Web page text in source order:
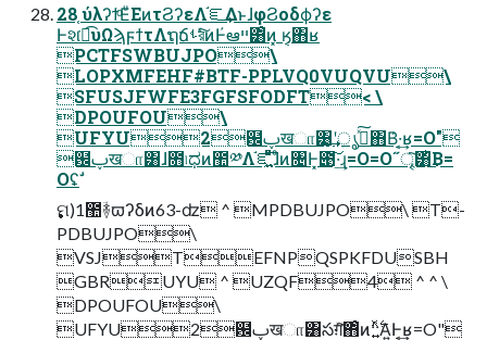
28 ֤ύλʔϯͦΕͧΕͷτϨʔεΛ֬ೝ͢ΔͱɺφϨοδϕʔε
Ͱશ͘ಉ͡υΩϡϝϯτΛຖճࢀরͯͨ͠ͷͰ҆ఆײ͸ͦͷ͓ ӄ͔΋ʁ
PCTFSWBUJPO\
LOPXMFEHF#BTF-PPLVQ0VUQVU\
SFUSJFWFE3FGFSFODFT< \
DPOUFOU\
UFYU2฼ࢠखா͸͙͢ʹൃߦͯ͠΋Β͑·͔͢ʁ=O"
฼ࢠखா͸ɺ೛৷ಧͷ಺༰Λ֬ೝ͍͖ͤͯͨͩ͞ɺͦͷ৔Ͱ͓౉͠͠·͢ɻ=O=O˝ৄ͘͠͸ͪ͜Β=
Oʢࣗ
PDBUJPO\
VSJTEFNPQSPKFDUSBH
GBRUYU ^ UZQF4 ^ ^ \
DPOUFOU\
UFYU2฼ࢠखா͸సग़ͯ͠΋ͦͷ··͍࣋ͬͯͯΑ͍Ͱ͔͢ʁ=O"